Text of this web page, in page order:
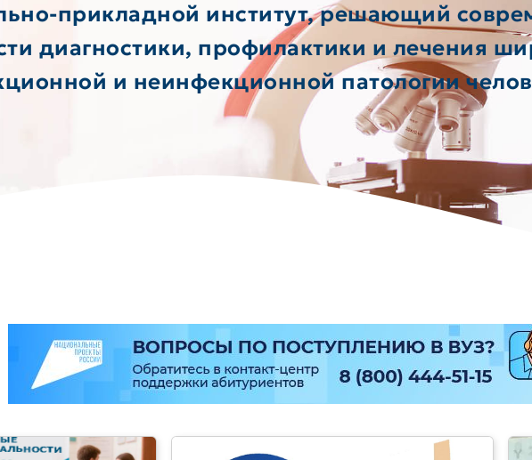
прикладной институт, решающий
диагностики, профилактики и лечения
и неинфекционной патологии